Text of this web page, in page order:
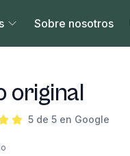
Sobre nosotros
original
5 de 5 en Google
producto